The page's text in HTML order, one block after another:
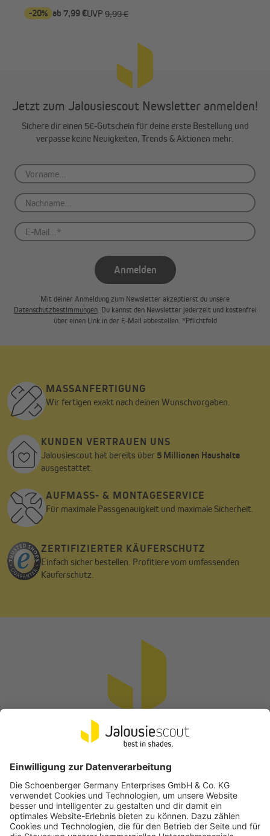
-20% ab 7,99 €UVP 9,99 €
Jetzt zum Jalousiescout Newsletter anmelden!
Sichere dir einen 5€-Gutschein für deine erste Bestellung und
verpasse keine Neuigkeiten, Trends & Aktionen mehr.
Anmelden
Mit deiner Anmeldung zum Newsletter akzeptierst du unsere
Datenschutzbestimmungen. Du kannst den Newsletter jederzeit und kostenfrei
über einen Link in der E-Mail abbestellen. *Pflichtfeld
MASSANFERTIGUNG
Wir fertigen exakt nach deinen Wunschvorgaben.
KUNDEN VERTRAUEN UNS
Jalousiescout hat bereits über 5 Millionen Haushalte
ausgestattet.
AUFMASS- & MONTAGESERVICE
Für maximale Passgenauigkeit und maximale Sicherheit.
ZERTIFIZIERTER KÄUFERSCHUTZ
Einfach sicher bestellen. Profitiere vom umfassenden
Käuferschutz.
Vertrag widerrufen
Beliebte Kategorien